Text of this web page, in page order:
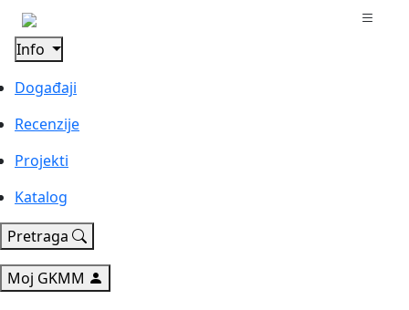
Info
Događaji
Recenzije
Projekti
Katalog
Pretraga
Moj GKMM